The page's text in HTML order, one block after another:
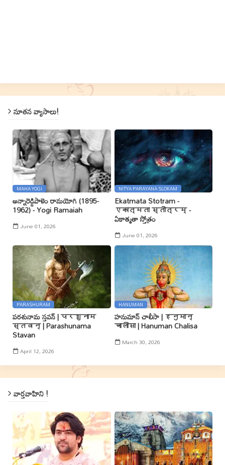
నూతన వ్యాసాలు!
MAHA YOGI
అన్నారెడ్డిపాళెం రామయోగి (1895-
1962) - Yogi Ramaiah
June 01, 2026
NITYA PARAYANA SLOKAM
Ekatmata Stotram -
एकात्मता स्तोत्रम् -
ఏకాత్మతా స్తోత్రం
June 01, 2026
PARASHURAM
పరశునామ స్తవన్ | परशुनाम
स्तवन् | Parashunama
Stavan
April 12, 2026
HANUMAN
హనుమాన్ చాలీసా | हनुमान्
चालीसा | Hanuman Chalisa
March 30, 2026
వార్తవాహిని !